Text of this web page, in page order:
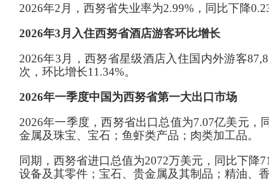
2026年2月，西努省失业率为2.99%，同比下降0.
2026年3月入住西努省酒店游客环比增长
2026年3月 ， 西努省星级酒店入住国内外游客
次，环比增长11.34%。
2026年一季度中国为西努省第一大出口市场
2026年一季度 ，西努省出口总值为7.07亿美元，
金属及珠宝、 宝石； 鱼虾类产品 ； 肉类加工品。
同期，西努省进口总值为2072万美元，同比下降
设备及其零件；宝石、贵金属及其制品；精油、